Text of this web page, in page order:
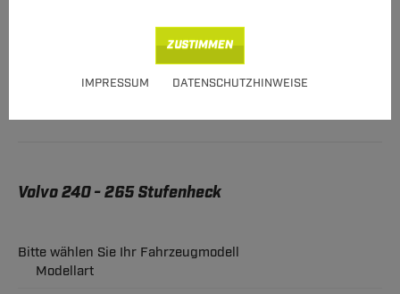
IMPRESSUM DATENSCHUTZHINWEISE
ZUSTIMMEN
Anhängerkupplung und Elektrosatz für den Volvo
Volvo 240 - 265 Stufenheck
Bitte wählen Sie Ihr Fahrzeugmodell
Modellart